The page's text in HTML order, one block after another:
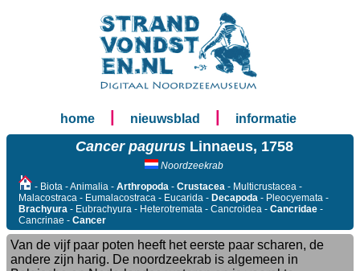
home nieuwsblad informatie
Cancer pagurusLinnaeus, 1758
Noordzeekrab
- Biota - Animalia - Arthropoda - Crustacea - Multicrustacea -
Malacostraca - Eumalacostraca - Eucarida - Decapoda - Pleocyemata -
Brachyura - Eubrachyura - Heterotremata - Cancroidea - Cancridae -
Cancrinae - Cancer
Van de vijf paar poten heeft het eerste paar scharen, de
andere zijn harig. De noordzeekrab is algemeen in